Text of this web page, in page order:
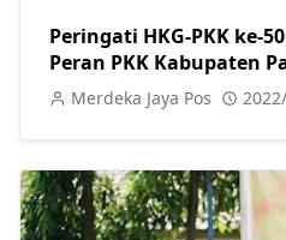
Peringati HKG-PKK ke-
Peran PKK Kabupaten
Merdeka Jaya Pos